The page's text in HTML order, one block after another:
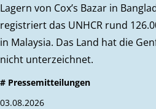
Lagern von Cox’s Bazar in
registriert das UNHCR rund
in Malaysia. Das Land hat die
nicht unterzeichnet.
# Pressemitteilungen
03.08.2026